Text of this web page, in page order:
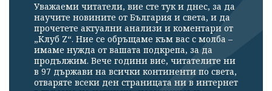
Уважаеми читатели, вие сте тук и днес, за да
научите новините от България и света, и да
прочетете актуални анализи и коментари от
„Клуб Z“. Ние се обръщаме към вас с молба –
имаме нужда от вашата подкрепа, за да
продължим. Вече години вие, читателите ни
в 97 държави на всички континенти по света,
отваряте всеки ден страницата ни в интернет